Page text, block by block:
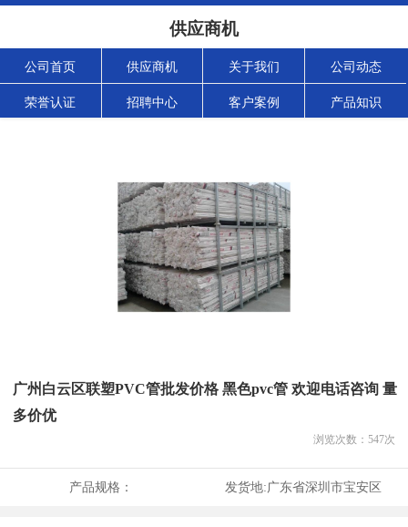
供应商机
公司首页 供应商机 关于我们 公司动态
荣誉认证 招聘中心 客户案例 产品知识
广州白云区联塑PVC管批发价格 黑色pvc管 欢迎电话咨询 量
多价优
浏览次数： 547次
产品规格： 发货地:广东省深圳市宝安区